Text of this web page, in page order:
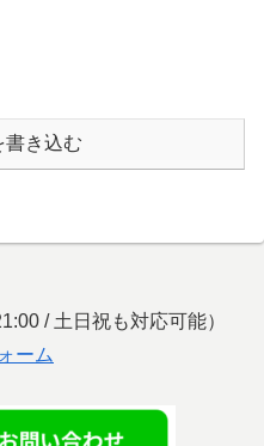
書き込む
/ 土日祝も対応可能）
ーム